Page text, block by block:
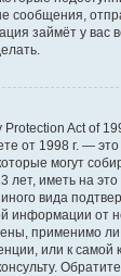
сообщения,
займёт у вас
Protection Act of
от 1998 г. —
могут
иметь на это
вида
информации от
применимо ли
или к самой